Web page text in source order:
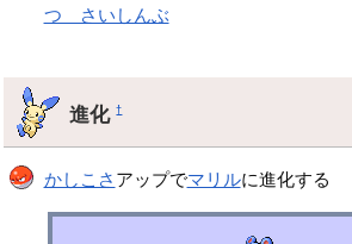
つ さいしんぶ
進化†
かしこさ アップでマリルに進化する